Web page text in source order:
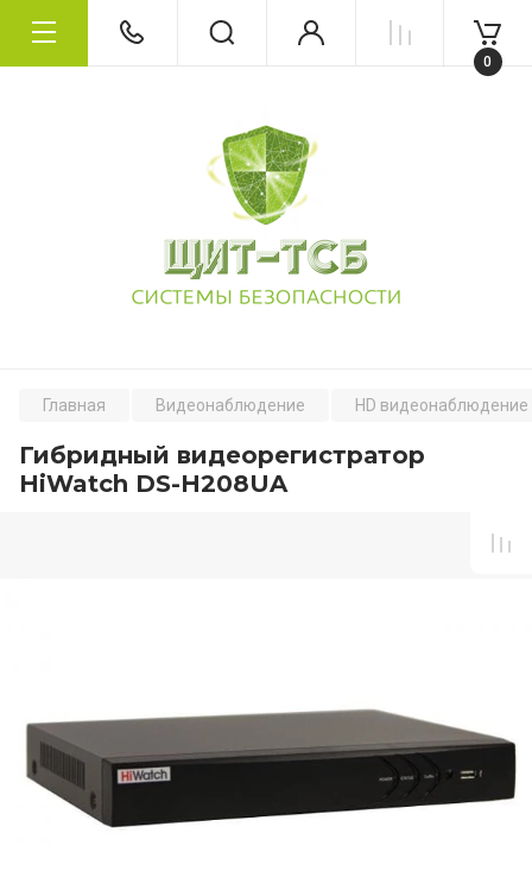
0
Главная Видеонаблюдение HD видеонаблюдение
Гибридный видеорегистратор
HiWatch DS-H208UA